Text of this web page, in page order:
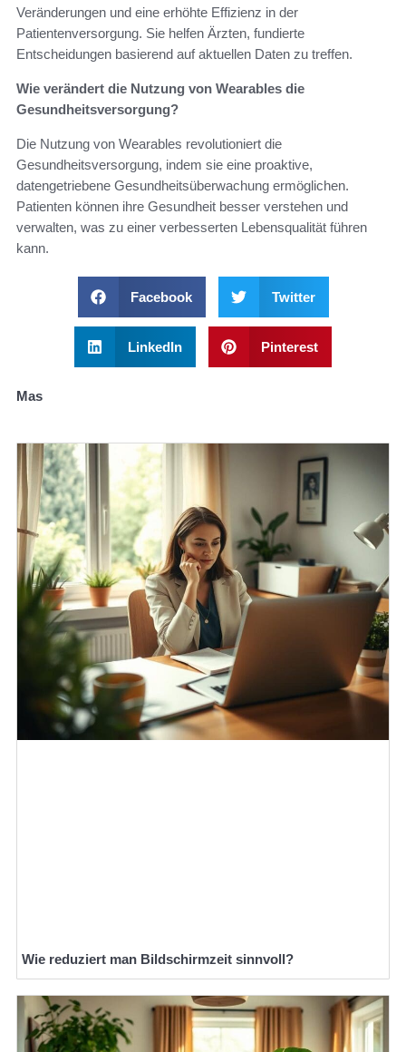
Veränderungen und eine erhöhte Effizienz in der
Patientenversorgung. Sie helfen Ärzten, fundierte
Entscheidungen basierend auf aktuellen Daten zu treffen.
Wie verändert die Nutzung von Wearables die
Gesundheitsversorgung?
Die Nutzung von Wearables revolutioniert die
Gesundheitsversorgung, indem sie eine proaktive,
datengetriebene Gesundheitsüberwachung ermöglichen.
Patienten können ihre Gesundheit besser verstehen und
verwalten, was zu einer verbesserten Lebensqualität führen
kann.
Facebook Twitter
LinkedIn Pinterest
Mas
Wie reduziert man Bildschirmzeit sinnvoll?